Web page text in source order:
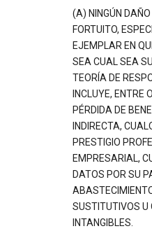
(A) NINGÚN DAÑO
FORTUITO,
EJEMPLAR EN
SEA CUAL SEA
TEORÍA DE
INCLUYE, ENTRE
PÉRDIDA DE
INDIRECTA,
PRESTIGIO
EMPRESARIAL,
DATOS POR SU
SUSTITUTIVOS U
INTANGIBLES.